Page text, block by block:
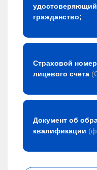
гражданство;
Страховой
лицевого счета
Документ об
квалификации